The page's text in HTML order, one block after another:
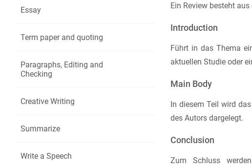
Essay
Term paper and quoting
Paragraphs, Editing and
Checking
Creative Writing
Summarize
Write a Speech
Ein Review besteht aus
Introduction
Führt in das Thema
aktuellen Studie oder
Main Body
In diesem Teil wird
des Autors dargelegt.
Conclusion
Zum Schluss